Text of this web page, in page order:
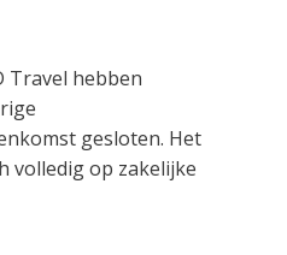
Travel hebben
gesloten. Het
volledig op zakelijke